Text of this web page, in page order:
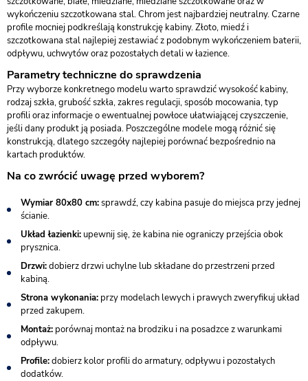
wykończeniu szczotkowana stal. Chrom jest najbardziej neutralny. Czarne
profile mocniej podkreślają konstrukcję kabiny. Złoto, miedź i
szczotkowana stal najlepiej zestawiać z podobnym wykończeniem baterii,
odpływu, uchwytów oraz pozostałych detali w łazience.
Parametry techniczne do sprawdzenia
Przy wyborze konkretnego modelu warto sprawdzić wysokość kabiny,
rodzaj szkła, grubość szkła, zakres regulacji, sposób mocowania, typ
profili oraz informacje o ewentualnej powłoce ułatwiającej czyszczenie,
jeśli dany produkt ją posiada. Poszczególne modele mogą różnić się
konstrukcją, dlatego szczegóły najlepiej porównać bezpośrednio na
kartach produktów.
Na co zwrócić uwagę przed wyborem?
Wymiar 80x80 cm:sprawdź, czy kabina pasuje do miejsca przy jednej
ścianie.
Układ łazienki: upewnij się, że kabina nie ograniczy przejścia obok
prysznica.
Drzwi:dobierz drzwi uchylne lub składane do przestrzeni przed
kabiną.
Strona wykonania: przy modelach lewych i prawych zweryfikuj układ
przed zakupem.
Montaż: porównaj montaż na brodziku i na posadzce z warunkami
odpływu.
Profile:dobierz kolor profili do armatury, odpływu i pozostałych
dodatków.